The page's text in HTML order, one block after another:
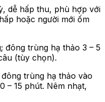
dễ hấp thu, phù hợp với
hoặc người mới ốm
đông trùng hạ thảo 3 – 5
(tùy chọn).
trùng hạ thảo vào
– 15 phút. Nêm nhạt,